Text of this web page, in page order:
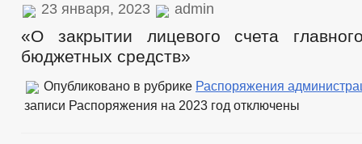
23 января, 2023 admin
«О закрытии лицевого счета
бюджетных средств»
Опубликовано в рубрике Распоряжения
записи Распоряжения на 2023 год отключены